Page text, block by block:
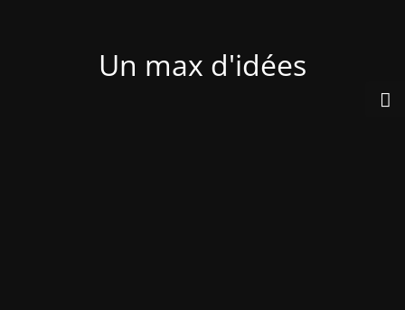
Un max d'idées